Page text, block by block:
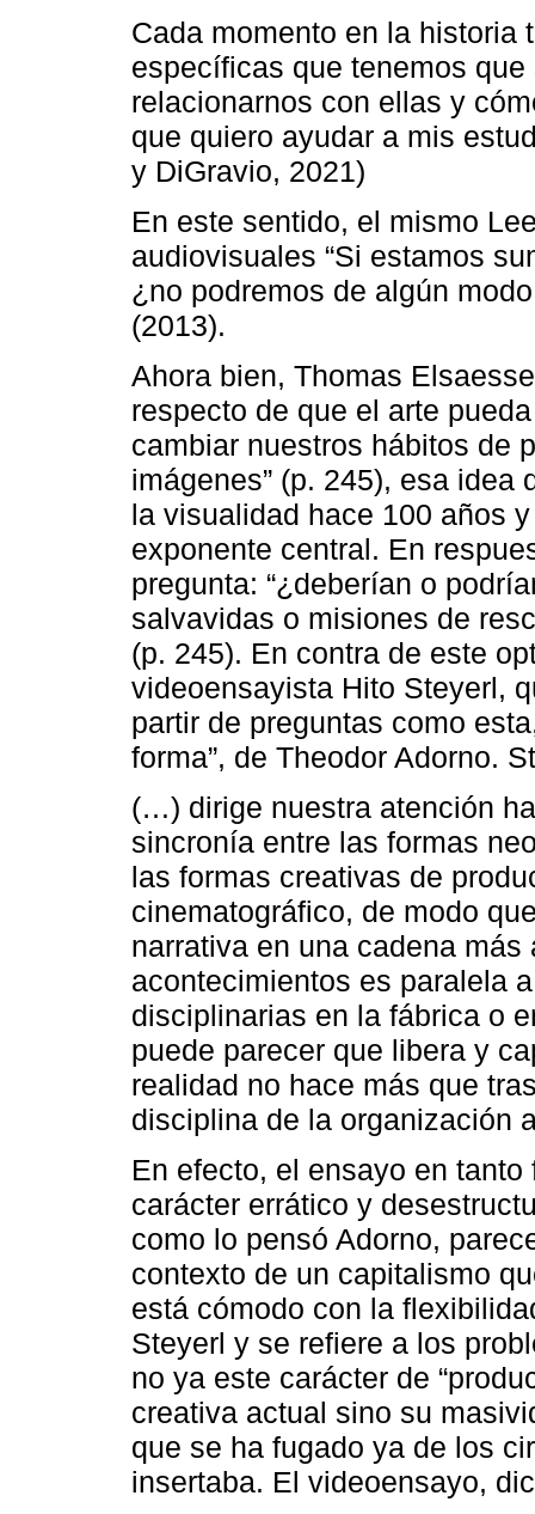
Cada momento en la historia
específicas que tenemos
relacionarnos con ellas y
que quiero ayudar a mis
y DiGravio, 2021)
En este sentido, el mismo
audiovisuales “Si estamos
¿no podremos de algún
(2013).
Ahora bien, Thomas
respecto de que el arte
cambiar nuestros hábitos de
imágenes” (p. 245), esa idea
la visualidad hace 100 años
exponente central. En
pregunta: “¿deberían o
salvavidas o misiones de
(p. 245). En contra de este
videoensayista Hito Steyerl,
partir de preguntas como
forma”, de Theodor Adorno.
(…) dirige nuestra atención
sincronía entre las formas
las formas creativas de
cinematográfico, de modo
narrativa en una cadena
acontecimientos es paralela
disciplinarias en la fábrica o
puede parecer que libera y
realidad no hace más que
disciplina de la organización
En efecto, el ensayo en
carácter errático y
como lo pensó Adorno,
contexto de un capitalismo
está cómodo con la
Steyerl y se refiere a los
no ya este carácter de
creativa actual sino su
que se ha fugado ya de los
insertaba. El videoensayo,